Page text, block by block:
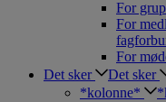
For
For
For
Det sker
Det sker
*kolonne*